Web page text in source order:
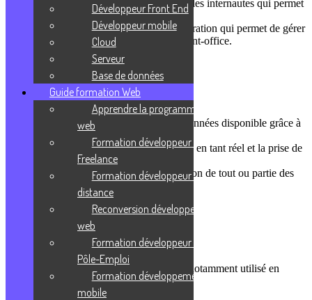
Le back-office est la partie non visible par les internautes qui permet
de manager la partie front-office.
C’est donc souvent un panneau d’administration qui permet de gérer
toutes les données qui s’affichent sur le front-office.
Big data
Vocabulaire général
Le Big Data, c’est l’ensemble massif de données disponible grâce à
toutes les applications numériques.
Le Big Data permet, aujourd’hui, l’analyse en tant réel et la prise de
décision à travers des statistiques.
Tout ceci est possible grâce à la numérisation de tout ou partie des
processus analogiques.
Base de données
BSon est le format Binaire de JSon. Il est notamment utilisé en
NoSQL comme avec MongoDB.
Développeur Front End
Développeur mobile
Cloud
Serveur
Base de données
Guide formation Web
Apprendre la programmation
web
Formation développeur web
Freelance
Formation développeur web à
distance
Reconversion développeur
web
Formation développeur web
Pôle-Emploi
Formation développement
mobile